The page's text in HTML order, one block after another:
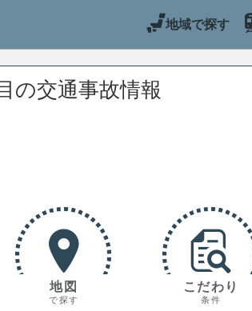
地域で探す
の交通事故情報
地図
で探す
こだわり
条件